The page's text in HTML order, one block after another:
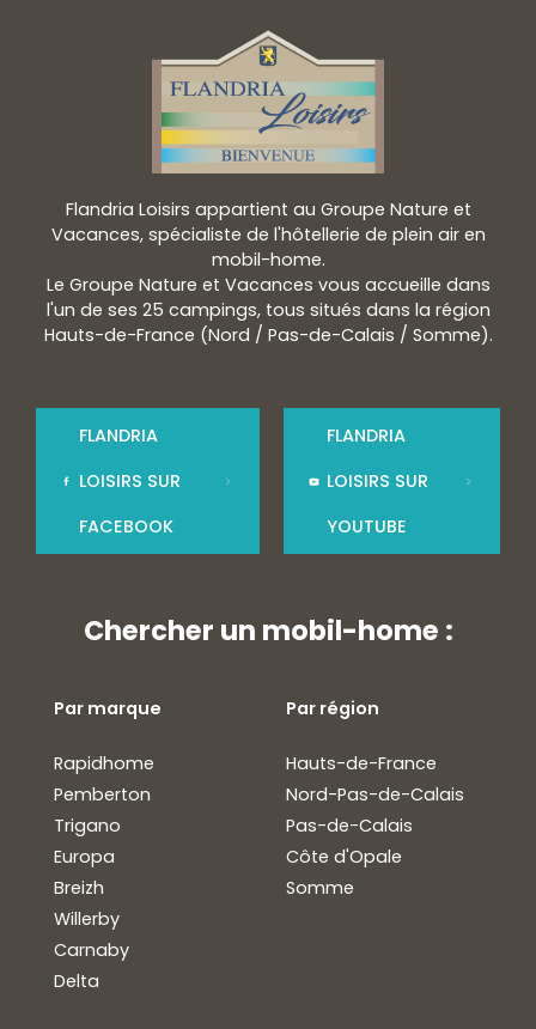
Flandria Loisirs appartient au Groupe Nature et
Vacances, spécialiste de l'hôtellerie de plein air en
mobil-home.
Le Groupe Nature et Vacances vous accueille dans
l'un de ses 25 campings, tous situés dans la région
Hauts-de-France (Nord / Pas-de-Calais / Somme).
FLANDRIA
LOISIRS SUR
FACEBOOK
FLANDRIA
LOISIRS SUR
YOUTUBE
Chercher un mobil-home :
Par marque
Rapidhome
Pemberton
Trigano
Europa
Breizh
Willerby
Carnaby
Delta
Par région
Hauts-de-France
Nord-Pas-de-Calais
Pas-de-Calais
Côte d'Opale
Somme